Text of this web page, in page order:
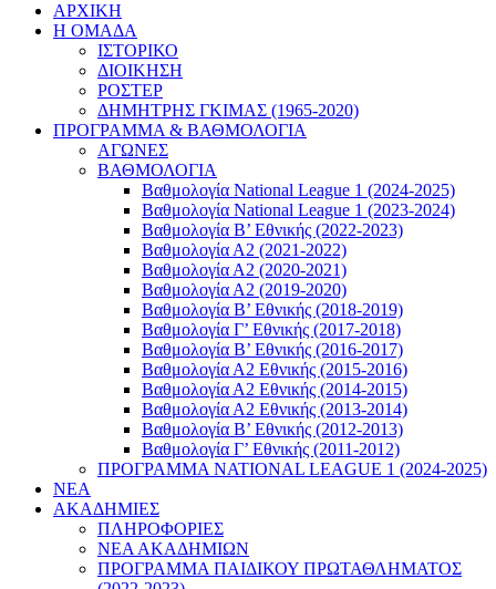
ΑΡΧΙΚΗ
Η ΟΜΑΔΑ
ΙΣΤΟΡΙΚΟ
ΔΙΟΙΚΗΣΗ
ΡΟΣΤΕΡ
ΔΗΜΗΤΡΗΣ ΓΚΙΜΑΣ (1965-2020)
ΠΡΟΓΡΑΜΜΑ & ΒΑΘΜΟΛΟΓΙΑ
ΑΓΩΝΕΣ
ΒΑΘΜΟΛΟΓΙΑ
Βαθμολογία National League 1 (2024-2025)
Βαθμολογία National League 1 (2023-2024)
Βαθμολογία Β’ Εθνικής (2022-2023)
Βαθμολογία Α2 (2021-2022)
Βαθμολογία Α2 (2020-2021)
Βαθμολογία Α2 (2019-2020)
Βαθμολογία B’ Εθνικής (2018-2019)
Βαθμολογία Γ’ Εθνικής (2017-2018)
Βαθμολογία Β’ Εθνικής (2016-2017)
Βαθμολογία Α2 Εθνικής (2015-2016)
Βαθμολογία Α2 Εθνικής (2014-2015)
Βαθμολογία Α2 Εθνικής (2013-2014)
Βαθμολογία Β’ Εθνικής (2012-2013)
Βαθμολογία Γ’ Εθνικής (2011-2012)
ΠΡΟΓΡΑΜΜΑ NATIONAL LEAGUE 1 (2024-2025)
ΝΕΑ
ΑΚΑΔΗΜΙΕΣ
ΠΛΗΡΟΦΟΡΙΕΣ
ΝΕΑ ΑΚΑΔΗΜΙΩΝ
ΠΡΟΓΡΑΜΜΑ ΠΑΙΔΙΚΟΥ ΠΡΩΤΑΘΛΗΜΑΤΟΣ